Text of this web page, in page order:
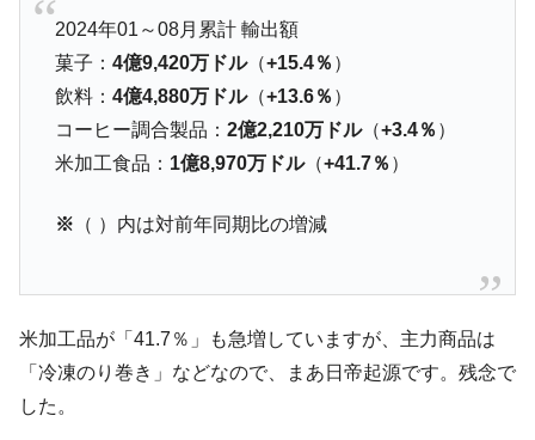
ル」まで拡大 ⇒ 海外資金の動きに強く左右される状態
『Money1』
韓国･帰ってきた李在明。李在明を支持しな
い「50.5％」に上昇
韓国大統領府ボンクラ政策室長が告発され
た ⇒ 国家が行った恐るべき株価操作であり、空前の国政壟
『Money1』
韓国･警察職員が「丸刈りになって抗議活
動」
中国だけが鉄鋼輸出を異常増加させる ⇒ 中
国の過剰生産が世界を蝕む。
『Money1』
韓国製造業「半導体絶好調」のウラで他業
種は全般的「不調」⇒ PSIが示す現況は決して良くない。
『Money1』
2024年01～08月累計 輸出額
菓子： 4億9,420万ドル（+15.4％ ）
飲料： 4億4,880万ドル（+13.6％ ）
コーヒー調合製品： 2億2,210万ドル（+3.4％ ）
米加工食品： 1億8,970万ドル（+41.7％ ）
※ （ ）内は対前年同期比の増減
米加工品が「41.7％」も急増していますが、主力商品は
「冷凍のり巻き」などなので、まあ日帝起源です。残念で
した。